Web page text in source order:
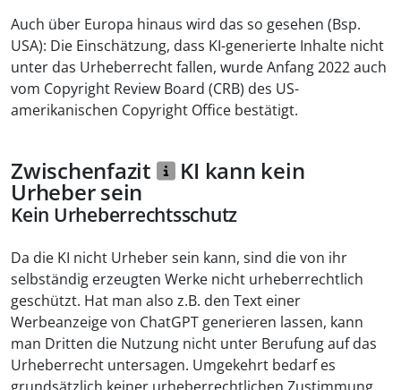
Auch über Europa hinaus wird das so gesehen (Bsp.
USA): Die Einschätzung, dass KI-generierte Inhalte nicht
unter das Urheberrecht fallen, wurde Anfang 2022 auch
vom Copyright Review Board (CRB) des US-
amerikanischen Copyright Office bestätigt.
Zwischenfazit KI kann kein
Urheber sein
Kein Urheberrechtsschutz
Da die KI nicht Urheber sein kann, sind die von ihr
selbständig erzeugten Werke nicht urheberrechtlich
geschützt. Hat man also z.B. den Text einer
Werbeanzeige von ChatGPT generieren lassen, kann
man Dritten die Nutzung nicht unter Berufung auf das
Urheberrecht untersagen. Umgekehrt bedarf es